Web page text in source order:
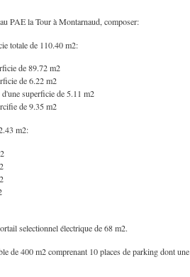
PAE la Tour à Montarnaud, composer:
totale de 110.40 m2:
de 89.72 m2
de 6.22 m2
superficie de 5.11 m2
de 9.35 m2
m2:
selectionnel électrique de 68 m2.
de 400 m2 comprenant 10 places de parking dont